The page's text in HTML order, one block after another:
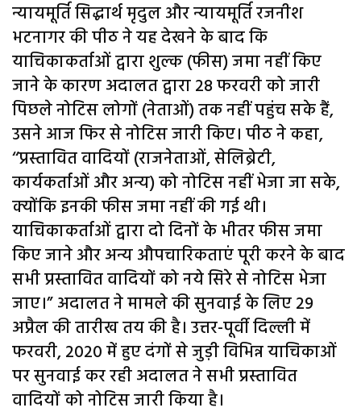
न्यायमूर्ति सिद्धार्थ मृदुल और न्यायमूर्ति रजनीश
भटनागर की पीठ ने यह देखने के बाद कि
याचिकाकर्ताओं द्वारा शुल्क (फीस) जमा नहीं किए
जाने के कारण अदालत द्वारा 28 फरवरी को जारी
पिछले नोटिस लोगों (नेताओं) तक नहीं पहुंच सके हैं,
उसने आज फिर से नोटिस जारी किए। पीठ ने कहा,
‘‘प्रस्तावित वादियों (राजनेताओं, सेलिब्रेटी,
कार्यकर्ताओं और अन्य) को नोटिस नहीं भेजा जा सके,
क्योंकि इनकी फीस जमा नहीं की गई थी।
याचिकाकर्ताओं द्वारा दो दिनों के भीतर फीस जमा
किए जाने और अन्य औपचारिकताएं पूरी करने के बाद
सभी प्रस्तावित वादियों को नये सिरे से नोटिस भेजा
जाए।” अदालत ने मामले की सुनवाई के लिए 29
अप्रैल की तारीख तय की है। उत्तर-पूर्वी दिल्ली में
फरवरी, 2020 में हुए दंगों से जुड़ी विभिन्न याचिकाओं
पर सुनवाई कर रही अदालत ने सभी प्रस्तावित
वादियों को नोटिस जारी किया है।